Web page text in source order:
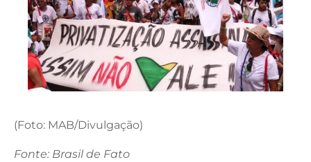
(Foto: MAB/Divulgação)
Fonte: Brasil de Fato